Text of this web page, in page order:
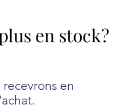
en stock?
en